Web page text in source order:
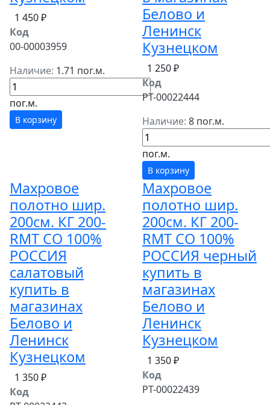
1 450 ₽
Код
00-00003959
Наличие: 1.71 пог.м.
пог.м.
В корзину
Белово и
Ленинск
Кузнецком
1 250 ₽
Код
РТ-00022444
Наличие: 8 пог.м.
пог.м.
В корзину
Махровое
полотно шир.
200см. КГ 200-
RMT СО 100%
РОССИЯ
салатовый
купить в
магазинах
Белово и
Ленинск
Кузнецком
1 350 ₽
Код
Махровое
полотно шир.
200см. КГ 200-
RMT СО 100%
РОССИЯ черный
купить в
магазинах
Белово и
Ленинск
Кузнецком
1 350 ₽
Код
РТ-00022439